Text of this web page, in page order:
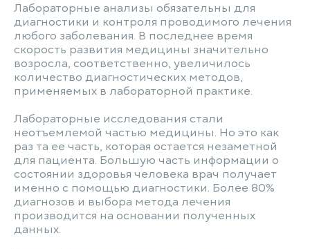
Лабораторные анализы обязательны для
диагностики и контроля проводимого лечения
любого заболевания. В последнее время
скорость развития медицины значительно
возросла, соответственно, увеличилось
количество диагностических методов,
применяемых в лабораторной практике.
Лабораторные исследования стали
неотъемлемой частью медицины. Но это как
раз та ее часть, которая остается незаметной
для пациента. Большую часть информации о
состоянии здоровья человека врач получает
именно с помощью диагностики. Более 80%
диагнозов и выбора метода лечения
производится на основании полученных
данных.